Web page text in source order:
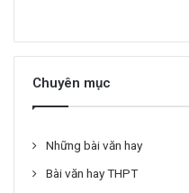
Chuyên mục
Những bài văn hay
Bài văn hay THPT